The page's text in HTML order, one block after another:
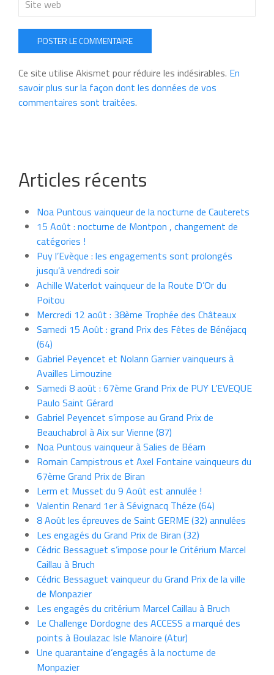
POSTER LE COMMENTAIRE
Ce site utilise Akismet pour réduire les indésirables. En
savoir plus sur la façon dont les données de vos
commentaires sont traitées.
Articles récents
Noa Puntous vainqueur de la nocturne de Cauterets
15 Août : nocturne de Montpon , changement de
catégories !
Puy l’Evèque : les engagements sont prolongés
jusqu’à vendredi soir
Achille Waterlot vainqueur de la Route D’Or du
Poitou
Mercredi 12 août : 38ème Trophée des Châteaux
Samedi 15 Août : grand Prix des Fêtes de Bénéjacq
(64)
Gabriel Peyencet et Nolann Garnier vainqueurs à
Availles Limouzine
Samedi 8 août : 67ème Grand Prix de PUY L’EVEQUE
Paulo Saint Gérard
Gabriel Peyencet s’impose au Grand Prix de
Beauchabrol à Aix sur Vienne (87)
Noa Puntous vainqueur à Salies de Béarn
Romain Campistrous et Axel Fontaine vainqueurs du
67ème Grand Prix de Biran
Lerm et Musset du 9 Août est annulée !
Valentin Renard 1er à Sévignacq Théze (64)
8 Août les épreuves de Saint GERME (32) annulées
Les engagés du Grand Prix de Biran (32)
Cédric Bessaguet s’impose pour le Critérium Marcel
Caillau à Bruch
Cédric Bessaguet vainqueur du Grand Prix de la ville
de Monpazier
Les engagés du critérium Marcel Caillau à Bruch
Le Challenge Dordogne des ACCESS a marqué des
points à Boulazac Isle Manoire (Atur)
Une quarantaine d’engagés à la nocturne de
Monpazier